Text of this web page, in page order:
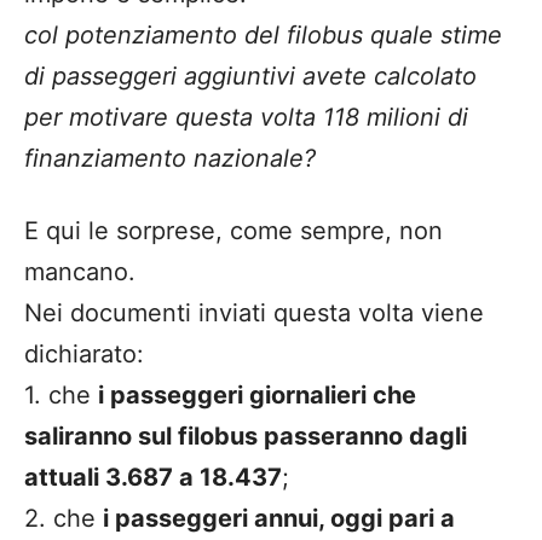
col potenziamento del filobus quale stime
di passeggeri aggiuntivi avete calcolato
per motivare questa volta 118 milioni di
finanziamento nazionale?
E qui le sorprese, come sempre, non
mancano.
Nei documenti inviati questa volta viene
dichiarato:
1. che i passeggeri giornalieri che
saliranno sul filobus passeranno dagli
attuali 3.687 a 18.437;
2. che i passeggeri annui, oggi pari a